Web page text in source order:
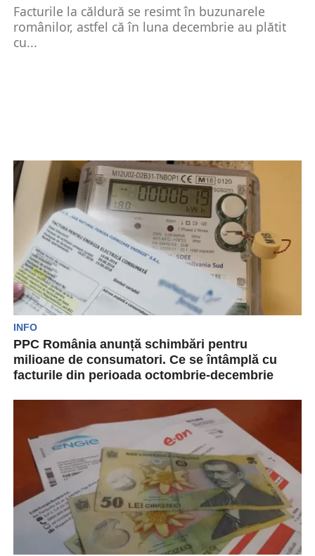
Facturile la căldură se resimt în buzunarele
românilor, astfel că în luna decembrie au plătit
cu...
INFO
PPC România anunță schimbări pentru
milioane de consumatori. Ce se întâmplă cu
facturile din perioada octombrie-decembrie
PPC România vine cu schimbări la începutul
anului 2025. Clienții furnizorului de energie
electrică vor fi...